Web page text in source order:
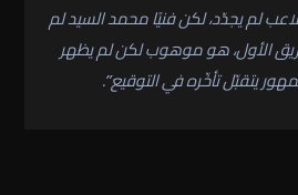
لم يجدّد، لكن فنيًا محمد السيد لم
الأول، هو موهوب لكن لم يظهر
يتقبّل تأخّره في التوقيع”.